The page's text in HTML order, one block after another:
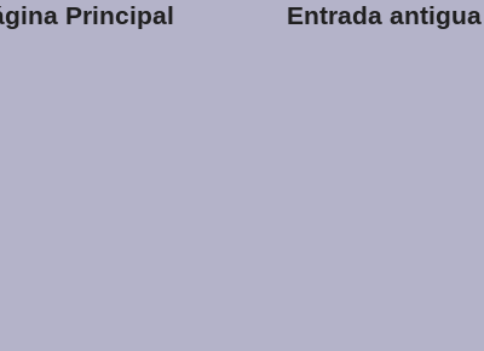
Entrada antigua
Principal